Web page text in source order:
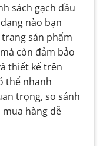
sách gạch đầu
nào bạn
sản phẩm
còn đảm bảo
thiết kế trên
thể nhanh
trọng, so sánh
hàng dễ